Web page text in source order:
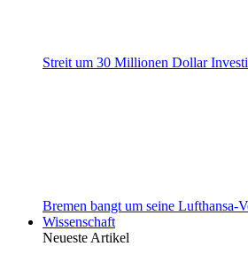
Streit um 30 Millionen Dollar
Bremen bangt um seine Lufthansa-
Wissenschaft
Neueste Artikel